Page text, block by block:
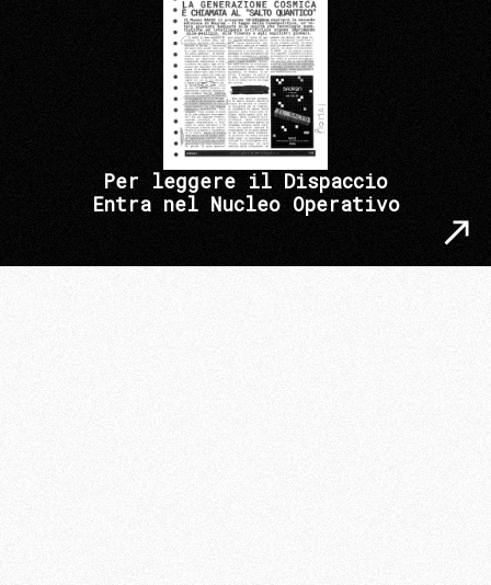
Per leggere il Dispaccio
Entra nel Nucleo Operativo